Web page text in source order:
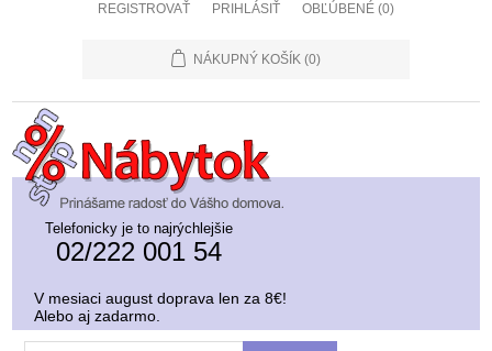
REGISTROVAŤ PRIHLÁSIŤ OBĽÚBENÉ (0)
NÁKUPNÝ KOŠÍK (0)
Telefonicky je to najrýchlejšie
02/222 001 54
V mesiaci august doprava len za 8€!
Alebo aj zadarmo.